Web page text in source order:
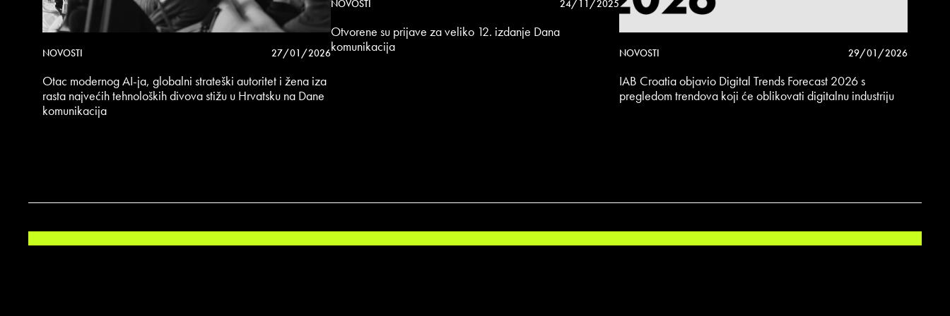
NOVOSTI 27/01/2026
Otac modernog AI-ja, globalni strateški autoritet i žena iza
rasta najvećih tehnoloških divova stižu u Hrvatsku na Dane
komunikacija
NOVOSTI 24/11/2025
Otvorene su prijave za veliko 12. izdanje Dana
komunikacija
NOVOSTI 29/01/2026
IAB Croatia objavio Digital Trends Forecast 2026 s
pregledom trendova koji će oblikovati digitalnu industriju